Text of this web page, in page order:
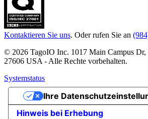
Kontaktieren Sie uns. Oder rufen Sie an
© 2026 TagoIO Inc. 1017 Main Campus Dr,
27606 USA - Alle Rechte vorbehalten.
Systemstatus
Hinweis bei Erhebung
Ihre